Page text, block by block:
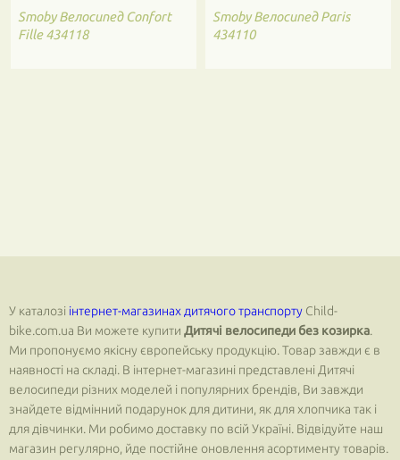
Smoby Велосипед Confort
Fille 434118
Smoby Велосипед Paris
434110
У каталозі інтернет-магазинах дитячого транспорту Child-
bike.com.ua Ви можете купити Дитячі велосипеди без козирка.
Ми пропонуємо якісну європейську продукцію. Товар завжди є в
наявності на складі. В інтернет-магазині представлені Дитячі
велосипеди різних моделей і популярних брендів, Ви завжди
знайдете відмінний подарунок для дитини, як для хлопчика так і
для дівчинки. Ми робимо доставку по всій Україні. Відвідуйте наш
магазин регулярно, йде постійне оновлення асортименту товарів.